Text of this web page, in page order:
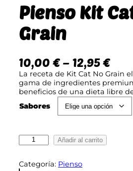
Pienso Kit
Grain
10,00 € – 12,95€R
a
n
g
o
La receta de Kit Cat No Grain
gama de ingredientes
beneficios de una dieta libre
Sabores
i
n
Añadir al carrito
Categoría: Pienso